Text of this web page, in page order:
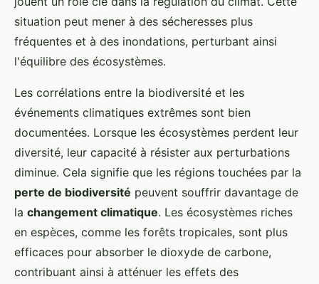
situation peut mener à des sécheresses plus
fréquentes et à des inondations, perturbant ainsi
l'équilibre des écosystèmes.
Les corrélations entre la biodiversité et les
événements climatiques extrêmes sont bien
documentées. Lorsque les écosystèmes perdent leur
diversité, leur capacité à résister aux perturbations
diminue. Cela signifie que les régions touchées par la
perte de biodiversité peuvent souffrir davantage de
la changement climatique. Les écosystèmes riches
en espèces, comme les forêts tropicales, sont plus
efficaces pour absorber le dioxyde de carbone,
contribuant ainsi à atténuer les effets des